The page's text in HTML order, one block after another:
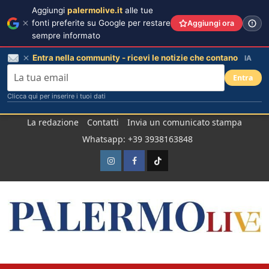
La redazione Contatti
Invia un comunicato stampa
Whatsapp: +39 3938163848
InstagramFacebook
TikTok
Aggiungi palermolive.it alle tue
fonti preferite su Google per restare
sempre informato
Aggiungi ora
Entra nella community - ricevi le notizie che contano IA
Entra
Clicca qui per inserire i tuoi dati